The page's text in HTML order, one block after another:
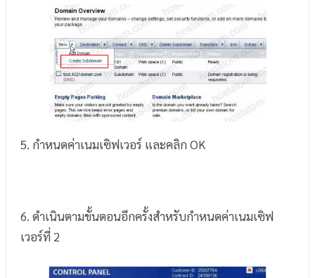
5. กำหนดค่าเนมเซิฟเวอร์ และคลิก OK
6. ดำเนินตามขั้นตอนอีกครั้งสำหรับกำหนดค่าเนมเซิฟ
เวอร์ที่ 2